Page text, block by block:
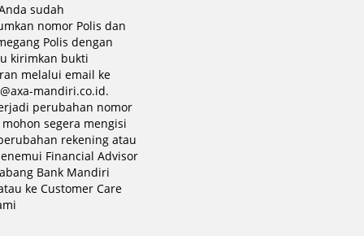
sudah
nomor Polis dan
Polis dengan
kirimkan bukti
melalui email ke
mandiri.co.id.
perubahan nomor
segera mengisi
rekening atau
Financial Advisor
Bank Mandiri
ke Customer Care